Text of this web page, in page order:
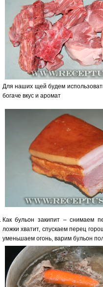
Для наших щей будем
богаче вкус и аромат
Как бульон закипит – снимаем
ложки хватит, спускаем перец
уменьшаем огонь, варим бульон